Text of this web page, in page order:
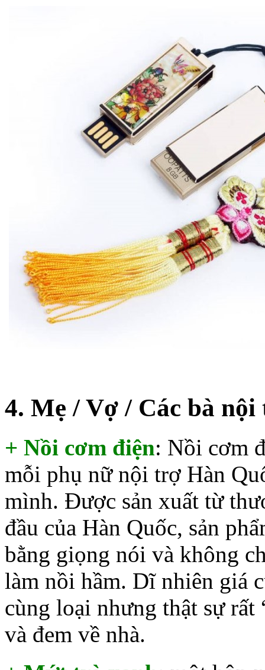
4. Mẹ / Vợ / Các bà
+ Nồi cơm điện: Nồi cơm
mỗi phụ nữ nội trợ Hàn
mình. Được sản xuất từ
đầu của Hàn Quốc, sản
bằng giọng nói và không
làm nồi hầm. Dĩ nhiên giá
cùng loại nhưng thật sự rất
và đem về nhà.